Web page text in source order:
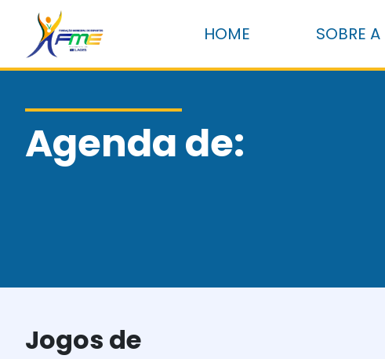
HOME SOBRE
Agenda de:
Jogos de